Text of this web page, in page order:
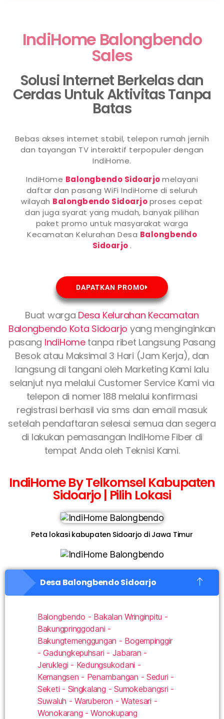
IndiHome Balongbendo
Sales
Solusi Internet Berkelas dan
Cerdas Untuk Aktivitas Tanpa
Batas
Bebas akses internet stabil, telepon rumah jernih
dan tayangan TV interaktif terpopuler dengan
IndiHome.
IndiHome Balongbendo Sidoarjomelayani
daftar dan pasang WiFi IndiHome di seluruh
wilayah Balongbendo Sidoarjoproses cepat
dan juga syarat yang mudah, banyak pilihan
paket promo untuk masyarakat warga
Kecamatan Kelurahan Desa Balongbendo
Sidoarjo .
DAPATKAN PROMO
Buat warga Desa Kelurahan Kecamatan
Balongbendo Kota Sidoarjo yang menginginkan
pasang IndiHometanpa ribet Langsung Pasang
Besok atau Maksimal 3 Hari (Jam Kerja), dan
langsung di tangani oleh Marketing Kami lalu
selanjut nya melalui Customer Service Kami via
telepon di nomer 188 melalui konfirmasi
registrasi berhasil via sms dan email masuk
setelah pendaftaran selesai semua dan segera
di lakukan pemasangan IndiHome Fiber di
tempat Anda oleh Teknisi Kami.
IndiHome By Telkomsel Kabupaten
Sidoarjo | Pilih Lokasi
Peta lokasi kabupaten Sidoarjo di Jawa Timur
Desa Balongbendo Sidoarjo
Balongbendo - Bakalan Wringinpitu -
Bakungpringgodani -
Bakungtemenggungan - Bogempinggir
- Gadungkepuhsari - Jabaran -
Jeruklegi - Kedungsukodani -
Kemangsen - Penambangan - Seduri -
Seketi - Singkalang - Sumokebangsri -
Suwaluh - Waruberon - Watesari -
Wonokarang - Wonokupang